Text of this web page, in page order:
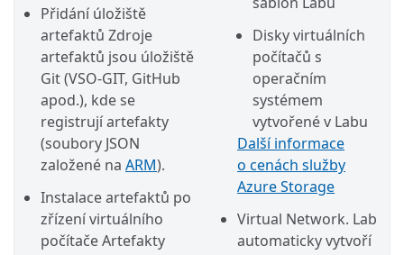
Přidání úložiště
artefaktů Zdroje
artefaktů jsou úložiště
Git (VSO-GIT, GitHub
apod.), kde se
registrují artefakty
(soubory JSON
založené na ARM).
Instalace artefaktů po
zřízení virtuálního
počítače Artefakty
Disky virtuálních
počítačů s
operačním
systémem
vytvořené v Labu
Další informace
o cenách služby
Azure Storage
Virtual Network. Lab
automaticky vytvoří